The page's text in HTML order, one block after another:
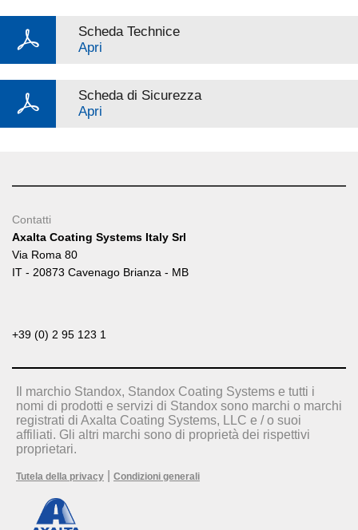
Scheda Technice
Apri
Scheda di Sicurezza
Apri
Contatti
Axalta Coating Systems Italy Srl
Via Roma 80
IT - 20873 Cavenago Brianza - MB
+39 (0) 2 95 123 1
Il marchio Standox, Standox Coating Systems e tutti i
nomi di prodotti e servizi di Standox sono marchi o marchi
registrati di Axalta Coating Systems, LLC e / o suoi
affiliati. Gli altri marchi sono di proprietà dei rispettivi
proprietari.
Tutela della privacy Condizioni generali